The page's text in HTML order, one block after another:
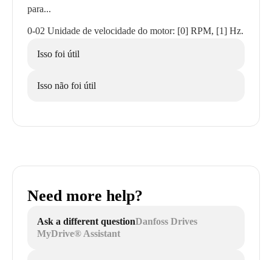
para...
0-02 Unidade de velocidade do motor: [0] RPM, [1] Hz.
Isso foi útil
Isso não foi útil
Need more help?
Ask a different questionDanfoss Drives
MyDrive® Assistant